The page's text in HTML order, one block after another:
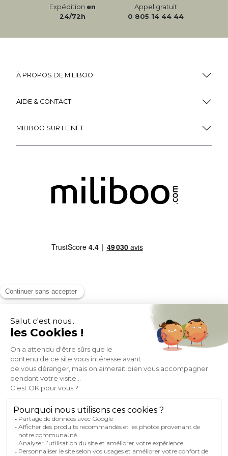
Expédition en
24/72h
Appel gratuit
0 805 14 44 44
À PROPOS DE MILIBOO
AIDE & CONTACT
MILIBOO SUR LE NET
MOYENS DE PAIEMENT